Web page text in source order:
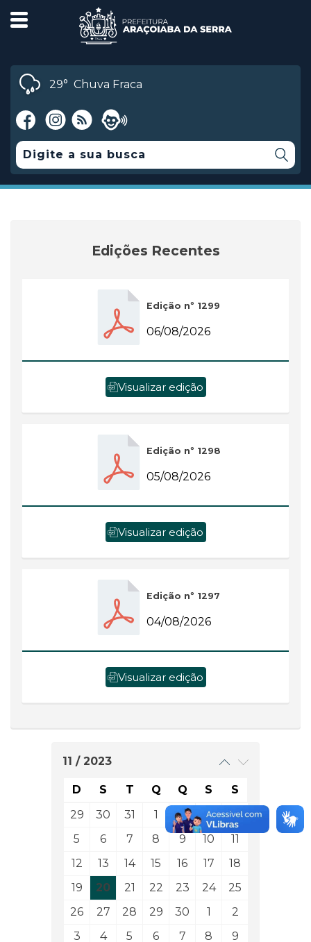
29° Chuva Fraca
Edições Recentes
Edição nº 1299
06/08/2026
Visualizar edição
Edição nº 1298
05/08/2026
Visualizar edição
Edição nº 1297
04/08/2026
Visualizar edição
11 / 2023
D S T Q Q S
S
29
30 31 1 2 3
4
5
6 7 8 9 10
11
12
13 14 15 16 17
18
19
20 21 22 23 24
25
26
27 28 29 30 1
2
3
4 5 6 7 8 9